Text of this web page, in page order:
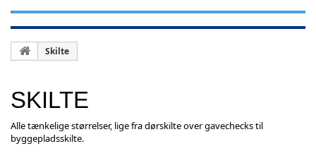
Skilte
SKILTE
Alle tænkelige størrelser, lige fra dørskilte over gavechecks til
byggepladsskilte.